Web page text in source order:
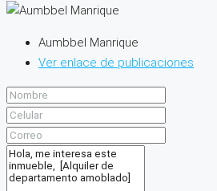
Aumbbel Manrique
Ver enlace de publicaciones